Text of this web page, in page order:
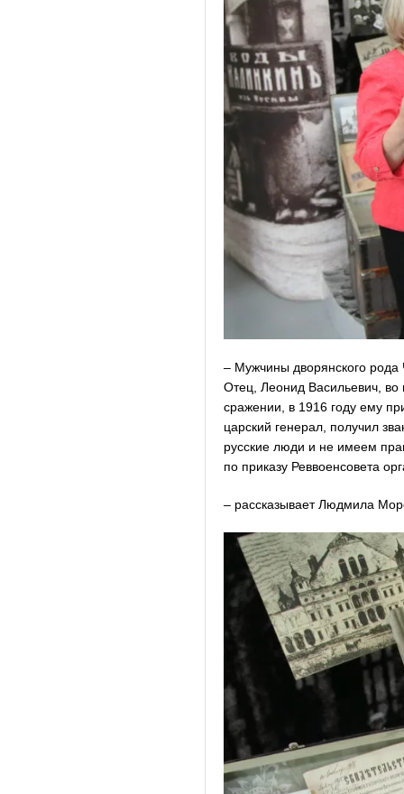
– Мужчины дворянского
Отец, Леонид Васильевич,
сражении, в 1916 году ему
царский генерал, получил
русские люди и не имеем
по приказу Реввоенсовета
– рассказывает Людмила